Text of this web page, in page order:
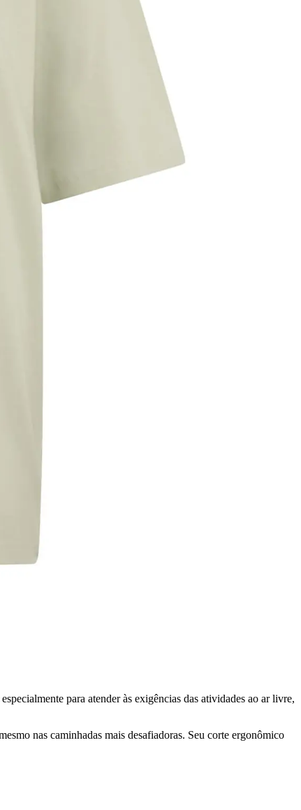
para atender às exigências das atividades ao ar livre,
nas caminhadas mais desafiadoras. Seu corte ergonômico